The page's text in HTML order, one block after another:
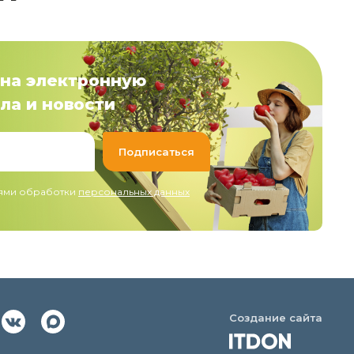
электронную
и новости
обработки персональных данных
Создание сайта